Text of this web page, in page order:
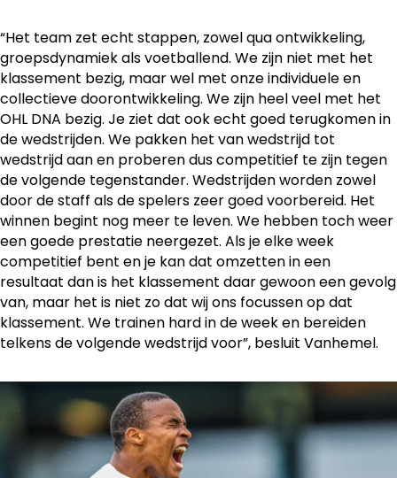
“Het team zet echt stappen, zowel qua ontwikkeling,
groepsdynamiek als voetballend. We zijn niet met het
klassement bezig, maar wel met onze individuele en
collectieve doorontwikkeling. We zijn heel veel met het
OHL DNA bezig. Je ziet dat ook echt goed terugkomen in
de wedstrijden. We pakken het van wedstrijd tot
wedstrijd aan en proberen dus competitief te zijn tegen
de volgende tegenstander. Wedstrijden worden zowel
door de staff als de spelers zeer goed voorbereid. Het
winnen begint nog meer te leven. We hebben toch weer
een goede prestatie neergezet. Als je elke week
competitief bent en je kan dat omzetten in een
resultaat dan is het klassement daar gewoon een gevolg
van, maar het is niet zo dat wij ons focussen op dat
klassement. We trainen hard in de week en bereiden
telkens de volgende wedstrijd voor”, besluit Vanhemel.